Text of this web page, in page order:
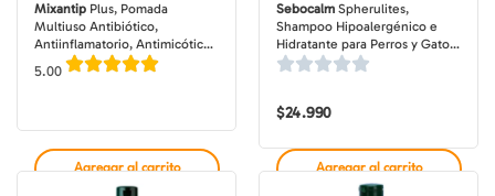
Mixantip Plus, Pomada
Multiuso Antibiótico,
Antiinflamatorio, Antimicótico
y Cicatrizante para Perros y
Gatos, tubo o pote de 15-50 gr
5.00
Agregar al carrito
Sebocalm Spherulites,
Shampoo Hipoalergénico e
Hidratante para Perros y Gatos,
Botella de 250 ml
$24.990
Agregar al carrito